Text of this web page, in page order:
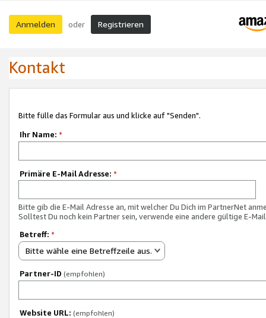
Anmelden oder Registrieren
Kontakt
Bitte fülle das Formular aus und klicke auf "Senden".
Ihr Name: *
Primäre E-Mail Adresse: *
Bitte gib die E-Mail Adresse an, mit welcher Du Dich im PartnerNet
Solltest Du noch kein Partner sein, verwende eine andere gültige E-
Betreff: *
Bitte wähle eine Betreffzeile aus.
Partner-ID (empfohlen)
Website URL: (empfohlen)